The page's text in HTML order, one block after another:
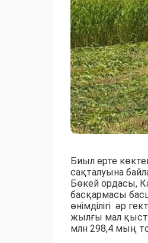
Биыл ерте
сақталуына
Бөкей ордасы,
басқармасы
өнімділігі әр
жылғы мал
млн 298,4 мың